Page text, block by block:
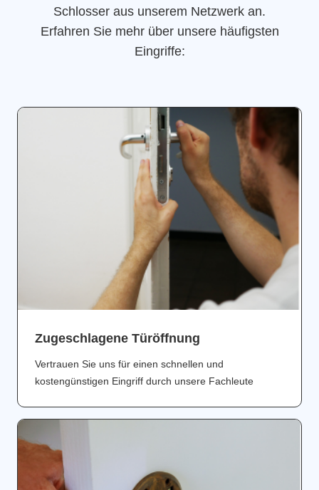
Schlosser aus unserem Netzwerk an.
Erfahren Sie mehr über unsere häufigsten
Eingriffe:
Zugeschlagene Türöffnung
Vertrauen Sie uns für einen schnellen und
kostengünstigen Eingriff durch unsere Fachleute